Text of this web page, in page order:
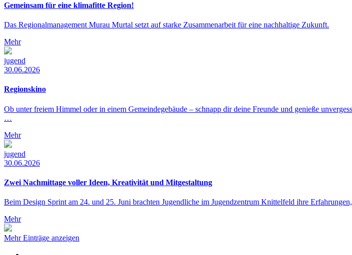
Gemeinsam für eine klimafitte Region!
Das Regionalmanagement Murau Murtal setzt auf starke Zusammenarbeit für eine nachhaltige Zukunft.
Mehr
jugend
30.06.2026
Regionskino
Ob unter freiem Himmel oder in einem Gemeindegebäude – schnapp dir deine Freunde und genieße
…
Mehr
jugend
30.06.2026
Zwei Nachmittage voller Ideen, Kreativität und Mitgestaltung
Beim Design Sprint am 24. und 25. Juni brachten Jugendliche im Jugendzentrum Knittelfeld ihre
Mehr
Mehr Einträge anzeigen